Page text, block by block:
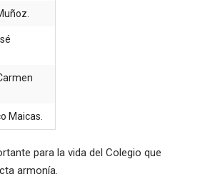
Maicas.
para la vida del Colegio que
armonía.